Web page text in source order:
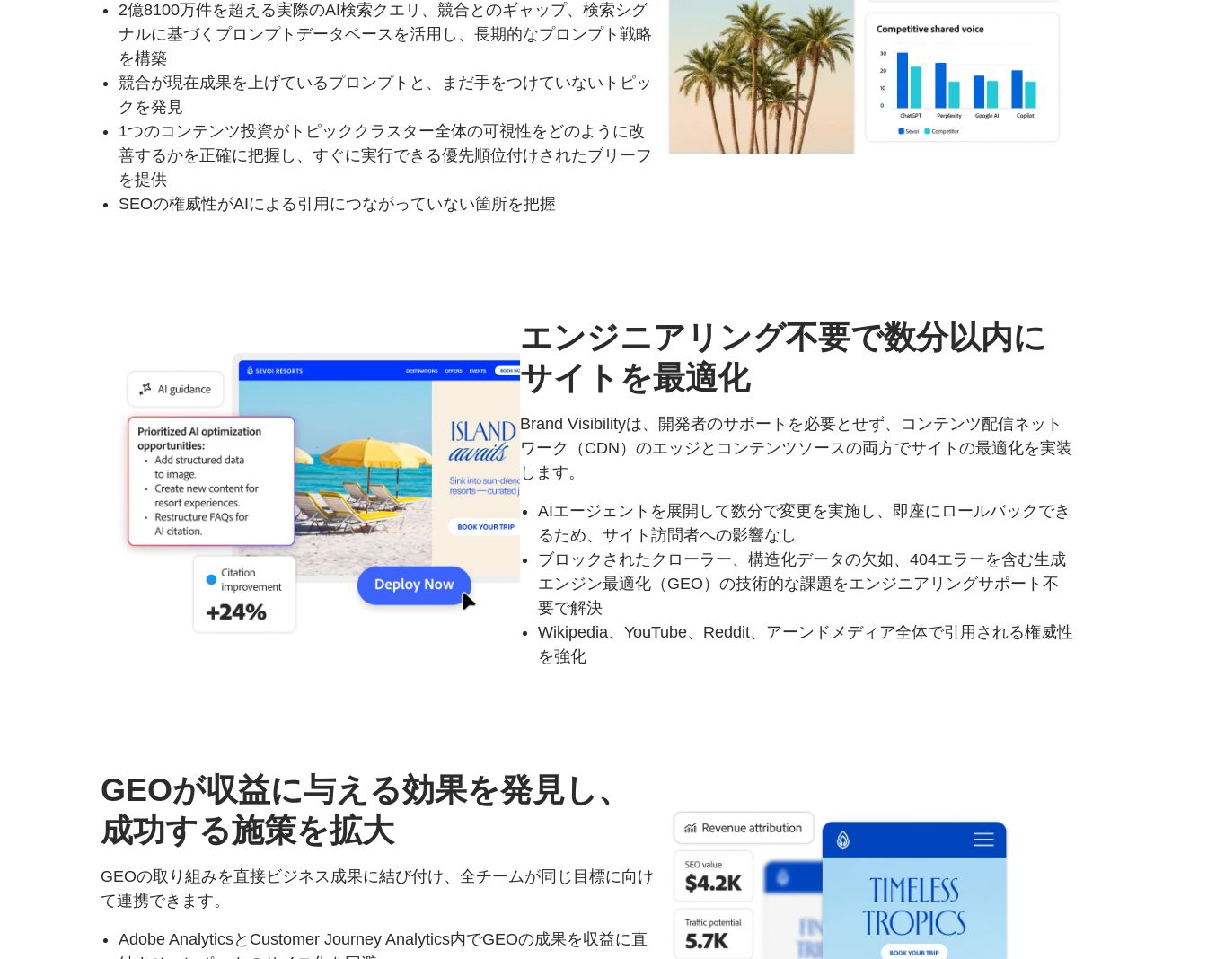
2億8100万件を超える実際のAI検索クエリ、競合とのギャップ、検索シグ
ナルに基づくプロンプトデータベースを活用し、長期的なプロンプト戦略
を構築
競合が現在成果を上げているプロンプトと、まだ手をつけていないトピッ
クを発見
1つのコンテンツ投資がトピッククラスター全体の可視性をどのように改
善するかを正確に把握し、すぐに実行できる優先順位付けされたブリーフ
を提供
SEOの権威性がAIによる引用につながっていない箇所を把握
エンジニアリング不要で数分以内に
サイトを最適化
Brand Visibilityは、開発者のサポートを必要とせず、コンテンツ配信ネット
ワーク（CDN）のエッジとコンテンツソースの両方でサイトの最適化を実装
します。
AIエージェントを展開して数分で変更を実施し、即座にロールバックでき
るため、サイト訪問者への影響なし
ブロックされたクローラー、構造化データの欠如、404エラーを含む生成
エンジン最適化（GEO）の技術的な課題をエンジニアリングサポート不
要で解決
Wikipedia、YouTube、Reddit、アーンドメディア全体で引用される権威性
を強化
GEOが収益に与える効果を発見し、
成功する施策を拡大
GEOの取り組みを直接ビジネス成果に結び付け、全チームが同じ目標に向け
て連携できます。
Adobe AnalyticsとCustomer Journey Analytics内でGEOの成果を収益に直